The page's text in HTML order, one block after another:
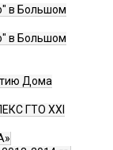
в Большом
в Большом
Дома
ГТО XXI